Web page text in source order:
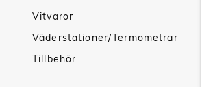
Vitvaror
Väderstationer/Termometrar
Tillbehör